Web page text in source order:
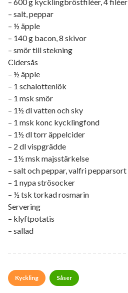
– salt, peppar
– ½ äpple
– 140 g bacon, 8 skivor
– smör till stekning
Cidersås
– ½ äpple
– 1 schalottenlök
– 1 msk smör
– 1½ dl vatten och sky
– 1 msk konc kycklingfond
– 1½ dl torr äppelcider
– 2 dl vispgrädde
– 1½ msk majsstärkelse
– salt och peppar, valfri pepparsort
– 1 nypa strösocker
– ½ tsk torkad rosmarin
Servering
– klyftpotatis
– sallad
Kyckling Såser